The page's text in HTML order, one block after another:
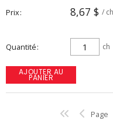
Prix 8,67 $ / ch
Quantité ch
AJOUTER AU
PANIER
Page